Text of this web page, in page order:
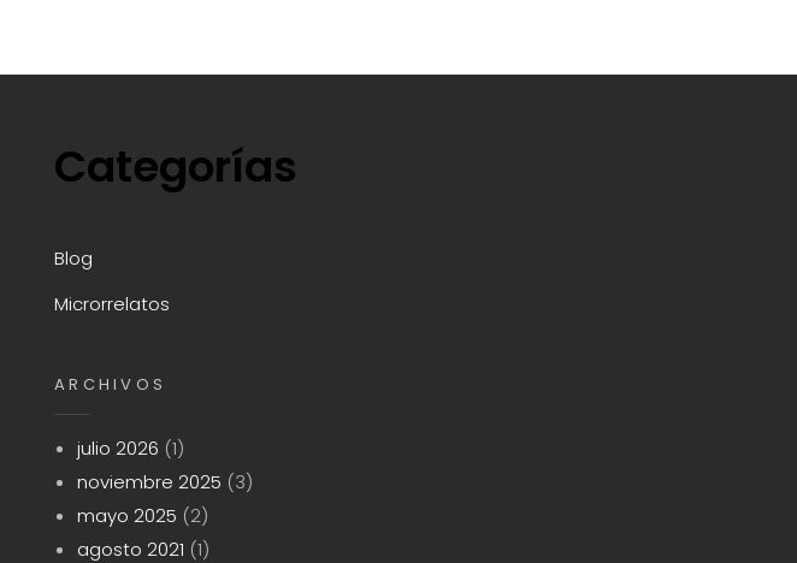
Categorías
Blog
Microrrelatos
ARCHIVOS
julio 2026 (1)
noviembre 2025 (3)
mayo 2025 (2)
agosto 2021 (1)